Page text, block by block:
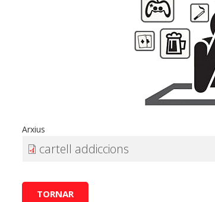
Arxius
cartell addiccions
TORNAR